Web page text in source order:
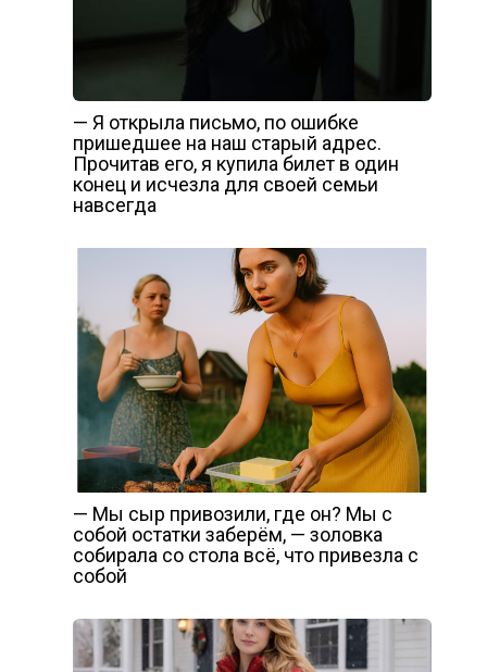
— Я открыла письмо, по ошибке
пришедшее на наш старый адрес.
Прочитав его, я купила билет в один
конец и исчезла для своей семьи
навсегда
— Мы сыр привозили, где он? Мы с
собой остатки заберём, — золовка
собирала со стола всё, что привезла с
собой